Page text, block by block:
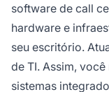
software de call
hardware e
seu escritório.
de TI. Assim,
sistemas